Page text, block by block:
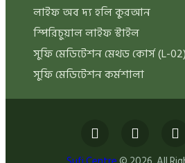
লাইফ অব দ্য হলি কুরআন
স্পিরিচুয়াল লাইফ স্টাইল
সুফি মেডিটেশন মেথড কোর্স (L-02)
সুফি মেডিটেশন কর্মশালা